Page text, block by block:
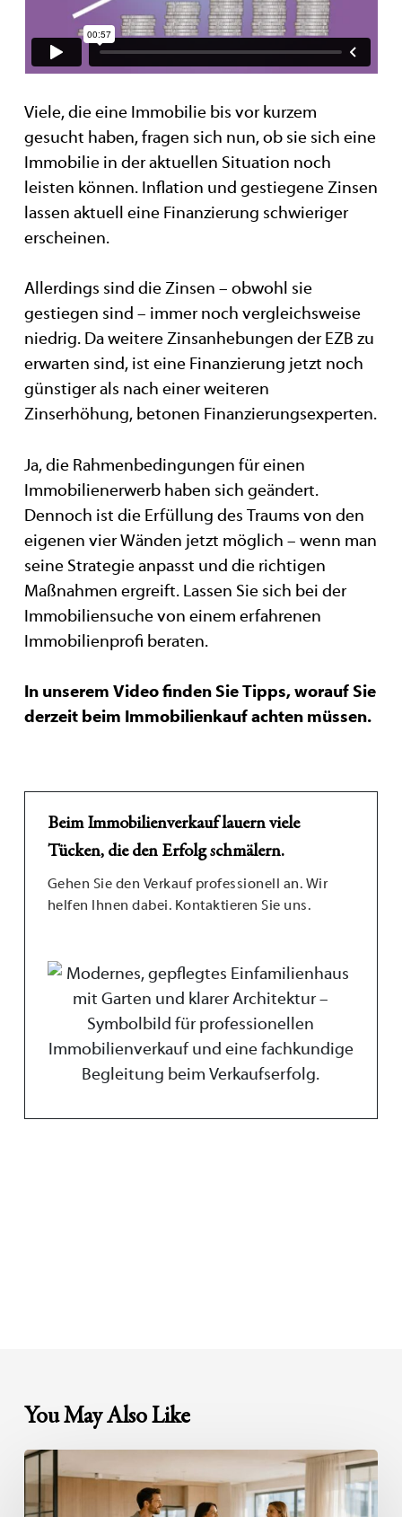
Viele, die eine Immobilie bis vor kurzem
gesucht haben, fragen sich nun, ob sie sich eine
Immobilie in der aktuellen Situation noch
leisten können. Inflation und gestiegene Zinsen
lassen aktuell eine Finanzierung schwieriger
erscheinen.
Allerdings sind die Zinsen – obwohl sie
gestiegen sind – immer noch vergleichsweise
niedrig. Da weitere Zinsanhebungen der EZB zu
erwarten sind, ist eine Finanzierung jetzt noch
günstiger als nach einer weiteren
Zinserhöhung, betonen Finanzierungsexperten.
Ja, die Rahmenbedingungen für einen
Immobilienerwerb haben sich geändert.
Dennoch ist die Erfüllung des Traums von den
eigenen vier Wänden jetzt möglich – wenn man
seine Strategie anpasst und die richtigen
Maßnahmen ergreift. Lassen Sie sich bei der
Immobiliensuche von einem erfahrenen
Immobilienprofi beraten.
In unserem Video finden Sie Tipps, worauf Sie
derzeit beim Immobilienkauf achten müssen.
Beim Immobilienverkauf lauern viele
Tücken, die den Erfolg schmälern.
Gehen Sie den Verkauf professionell an. Wir
helfen Ihnen dabei. Kontaktieren Sie uns.
You May Also Like
Besichtigungen
professionell
organisieren: